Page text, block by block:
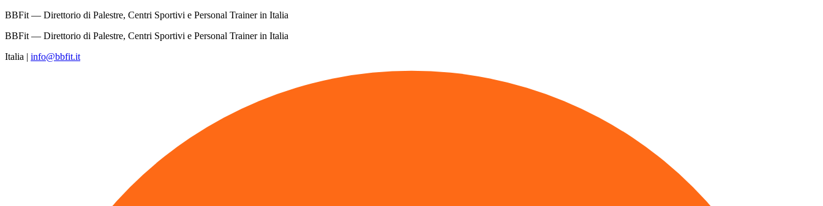
BBFit — Direttorio di Palestre, Centri Sportivi e Personal Trainer in Italia
BBFit — Direttorio di Palestre, Centri Sportivi e Personal Trainer in Italia
Italia | info@bbfit.it